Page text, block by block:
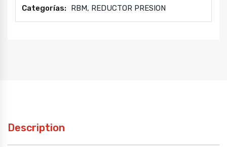
Categorías: RBM, REDUCTOR PRESION
Description